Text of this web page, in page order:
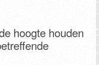
hoogte houden